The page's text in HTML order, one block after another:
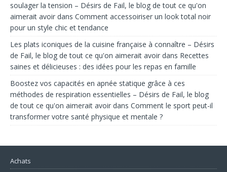
soulager la tension – Désirs de Fail, le blog de tout ce qu'on
aimerait avoir dans Comment accessoiriser un look total noir
pour un style chic et tendance
Les plats iconiques de la cuisine française à connaître – Désirs
de Fail, le blog de tout ce qu'on aimerait avoir dans Recettes
saines et délicieuses : des idées pour les repas en famille
Boostez vos capacités en apnée statique grâce à ces
méthodes de respiration essentielles – Désirs de Fail, le blog
de tout ce qu'on aimerait avoir dans Comment le sport peut-il
transformer votre santé physique et mentale ?
Achats